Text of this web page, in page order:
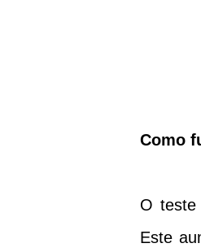
Como
O
Este